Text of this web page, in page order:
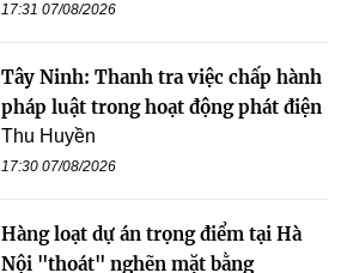
17:31 07/08/2026
Tây Ninh: Thanh tra việc chấp hành
pháp luật trong hoạt động phát điện
Thu Huyền
17:30 07/08/2026
Hàng loạt dự án trọng điểm tại Hà
Nội "thoát" nghẽn mặt bằng